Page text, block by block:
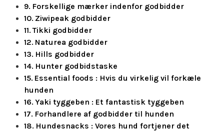
Forskellige mærker indenfor godbidder
Ziwipeak godbidder
Tikki godbidder
Naturea godbidder
Hills godbidder
Hunter godbidstaske
Essential foods : Hvis du virkelig vil forkæle
hunden
Yaki tyggeben : Et fantastisk tyggeben
Forhandlere af godbidder til hunden
Hundesnacks : Vores hund fortjener det